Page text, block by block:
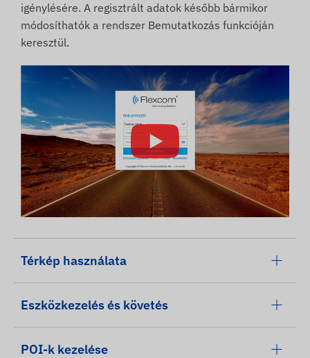
igénylésére. A regisztrált adatok később bármikor
módosíthatók a rendszer Bemutatkozás funkcióján
keresztül.
Térkép használata
Eszközkezelés és követés
POI-k kezelése